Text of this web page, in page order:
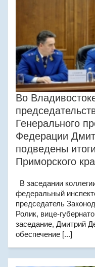
Во
Генерального
Федерации
подведены
Приморского
В заседании
федеральный
председатель
Ролик, вице-
заседание, Дмитрий
обеспечение [...]